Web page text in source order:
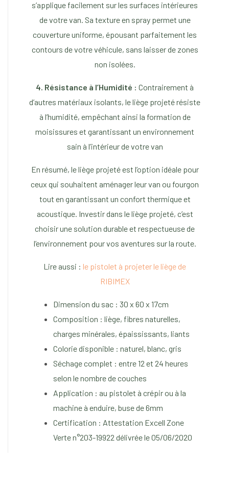
s’applique facilement sur les surfaces intérieures
de votre van. Sa texture en spray permet une
couverture uniforme, épousant parfaitement les
contours de votre véhicule, sans laisser de zones
non isolées.
4. Résistance à l’Humidité : Contrairement à
d’autres matériaux isolants, le liège projeté résiste
à l’humidité, empêchant ainsi la formation de
moisissures et garantissant un environnement
sain à l’intérieur de votre van
En résumé, le liège projeté est l’option idéale pour
ceux qui souhaitent aménager leur van ou fourgon
tout en garantissant un confort thermique et
acoustique. Investir dans le liège projeté, c’est
choisir une solution durable et respectueuse de
l’environnement pour vos aventures sur la route.
Lire aussi : le pistolet à projeter le liège de
RIBIMEX
Dimension du sac : 30 x 60 x 17cm
Composition : liège, fibres naturelles,
charges minérales, épaississants, liants
Colorie disponible : naturel, blanc, gris
Séchage complet : entre 12 et 24 heures
selon le nombre de couches
Application : au pistolet à crépir ou à la
machine à enduire, buse de 6mm
Certification : Attestation Excell Zone
Verte n°203-19922 délivrée le 05/06/2020